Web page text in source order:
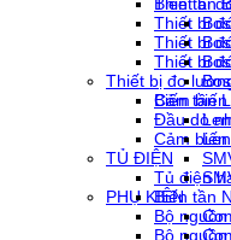
Thiết bị
Thiết bị
Thiết bị
Thiết bị đo
Cảm biến
Đầu dò
Cảm biến
TỦ ĐIỆN
Tủ điện
PHỤ KIỆN
Bộ
Bộ
Biến tần
Biến tần